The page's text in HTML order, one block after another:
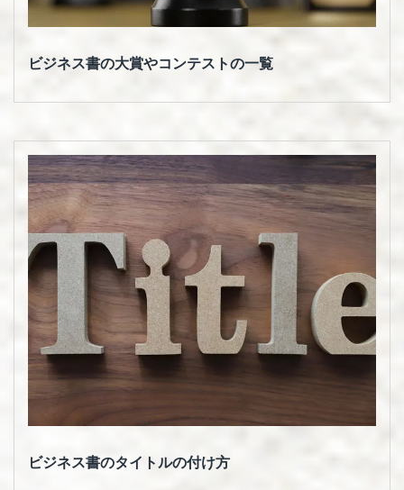
ビジネス書の大賞やコンテストの一覧
ビジネス書のタイトルの付け方